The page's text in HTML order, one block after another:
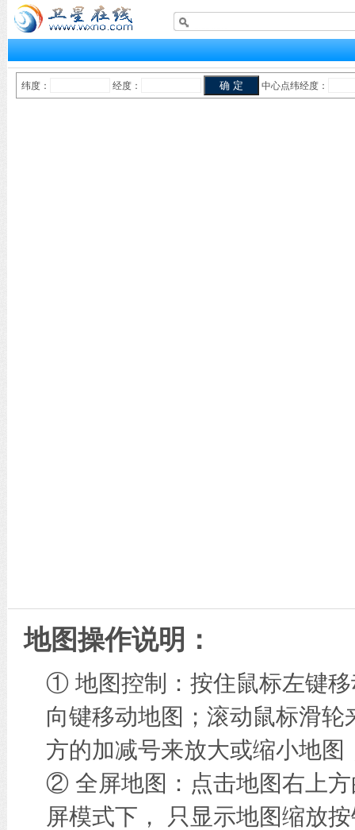
纬度： 经度： 中心点纬经度：
地图操作说明：
① 地图控制：按住鼠标左键
向键移动地图；滚动鼠标滑
方的加减号来放大或缩小地图
② 全屏地图：点击地图右上方
屏模式下， 只显示地图缩放